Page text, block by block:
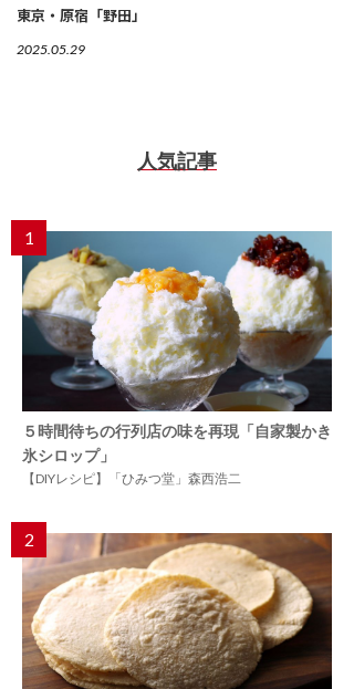
東京・原宿「野田」
2025.05.29
人気記事
1
５時間待ちの行列店の味を再現「自家製かき
氷シロップ」
【DIYレシピ】「ひみつ堂」森西浩二
2